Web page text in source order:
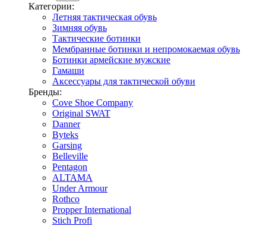
Категории:
Летняя тактическая обувь
Зимняя обувь
Тактические ботинки
Мембранные ботинки и непромокаемая обувь
Ботинки армейские мужские
Гамаши
Аксессуары для тактической обуви
Бренды:
Cove Shoe Company
Original SWAT
Danner
Byteks
Garsing
Belleville
Pentagon
ALTAMA
Under Armour
Rothco
Propper International
Stich Profi